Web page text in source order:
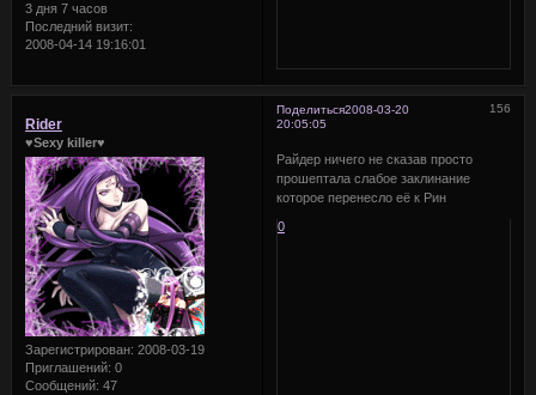
3 дня 7 часов
Последний визит:
2008-04-14 19:16:01
Поделиться 156
2008-03-20
20:05:05
Rider
♥Sexy killer♥
Зарегистрирован: 2008-03-19
Приглашений: 0
Сообщений: 47
Райдер ничего не сказав просто
прошептала слабое заклинание
которое перенесло её к Рин
0